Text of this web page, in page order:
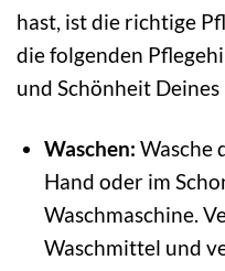
hast, ist die richtige
die folgenden
und Schönheit
Waschen: Wasche
Hand oder im
Waschmaschine.
Waschmittel und